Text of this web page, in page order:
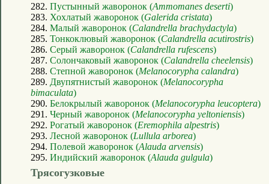
282. Пустынный жаворонок (Ammomanes deserti)
283. Хохлатый жаворонок (Galerida cristata)
284. Малый жаворонок (Calandrella brachydactyla)
285. Тонкоклювый жаворонок (Calandrella acutirostris)
286. Серый жаворонок (Calandrella rufescens)
287. Солончаковый жаворонок (Calandrella cheelensis)
288. Степной жаворонок (Melanocorypha calandra)
289. Двупятнистый жаворонок (Melanocorypha
bimaculata)
290. Белокрылый жаворонок (Melanocorypha leucoptera)
291. Черный жаворонок (Melanocorypha yeltoniensis)
292. Рогатый жаворонок (Eremophila alpestris)
293. Лесной жаворонок (Lullula arborea)
294. Полевой жаворонок (Alauda arvensis)
295. Индийский жаворонок (Alauda gulgula)
Трясогузковые